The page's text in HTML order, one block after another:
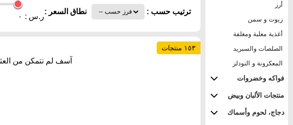
أرز
زيوت و سمن
أغذية معلبة ومغلفة
الصلصات والسبريد
المعكرونة و النودلز
فواكه وخضروات
منتجات الألبان وبيض
دجاج، لحوم وأسماك
ترتيب حسب : نطاق السعر :
ر.س : ٠
١٥٣ منتجات
آسف لم نتمكن من